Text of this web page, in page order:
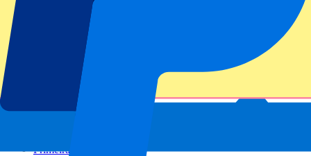
Ligas de fútbol
Champions League
Premier League
Serie A
Primeira Liga